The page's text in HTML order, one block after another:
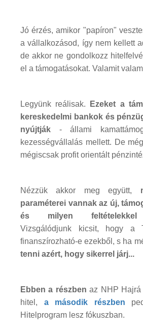
Jó érzés, amikor "papíron"
a vállalkozásod, így nem kellett
de akkor ne gondolkozz
el a támogatásokat. Valamit
Legyünk reálisak.
Ezeket a
kereskedelmi bankok és
nyújtják - állami
kezességvállalás mellett. De
mégiscsak profit orientált
Nézzük akkor meg együtt,
paraméterei vannak az új,
és milyen feltételekkel
Vizsgálódjunk kicsit, hogy a
finanszírozható-e ezekből, s ha
tenni azért, hogy sikerrel járj...
Ebben a részbenaz NHP
hitel,
a második részben
Hitelprogram lesz fókuszban.